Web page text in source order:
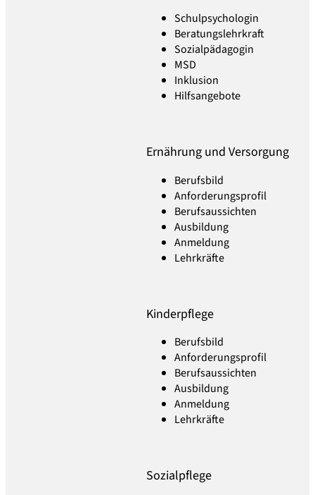
Schulpsychologin
Beratungslehrkraft
Sozialpädagogin
MSD
Inklusion
Hilfsangebote
Ernährung und Versorgung
Berufsbild
Anforderungsprofil
Berufsaussichten
Ausbildung
Anmeldung
Lehrkräfte
Kinderpflege
Berufsbild
Anforderungsprofil
Berufsaussichten
Ausbildung
Anmeldung
Lehrkräfte
Sozialpflege